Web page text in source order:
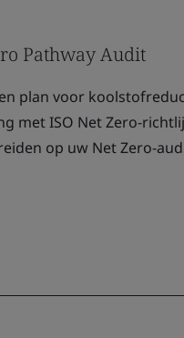
Pathway Audit
plan voor
met ISO Net Zero-
op uw Net Zero-